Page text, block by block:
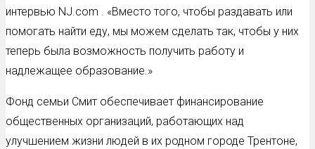
интервью NJ.com . «Вместо того, чтобы раздавать или
помогать найти еду, мы можем сделать так, чтобы у них
теперь была возможность получить работу и
надлежащее образование.»
Фонд семьи Смит обеспечивает финансирование
общественных организаций, работающих над
улучшением жизни людей в их родном городе Трентоне,